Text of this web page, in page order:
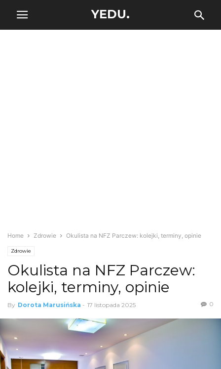
YEDU.
Home Zdrowie Okulista na NFZ Parczew: kolejki, terminy, opinie
Zdrowie
Okulista na NFZ Parczew:
kolejki, terminy, opinie
By Dorota Marusińska - 17 listopada 2025 0